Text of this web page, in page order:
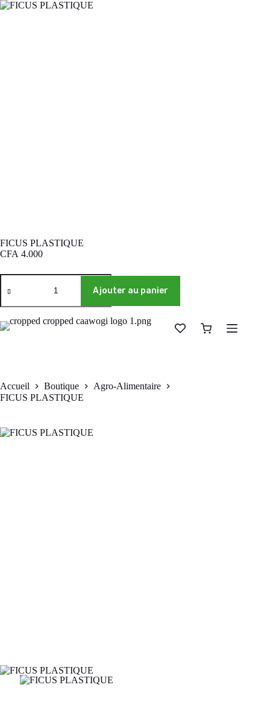
FICUS PLASTIQUE
CFA 4.000
Ajouter au panier
Accueil Boutique
Agro-Alimentaire
FICUS PLASTIQUE